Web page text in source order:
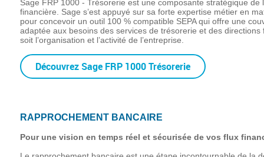
Sage FRP 1000 - Trésorerie est une composante stratégique de
financière. Sage s’est appuyé sur sa forte expertise métier en
pour concevoir un outil 100 % compatible SEPA qui offre une
adaptée aux besoins des services de trésorerie et des directions
soit l’organisation et l’activité de l’entreprise.
Découvrez Sage FRP 1000 Trésorerie
RAPPROCHEMENT BANCAIRE
Pour une vision en temps réel et sécurisée de vos flux